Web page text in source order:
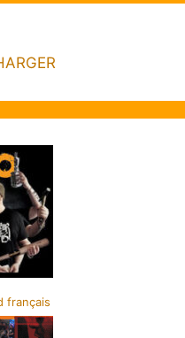
français